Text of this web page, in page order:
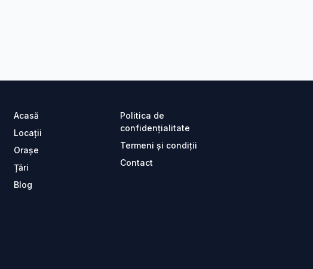
Acasă
Locații
Orașe
Țări
Blog
Politica de
confidențialitate
Termeni și condiții
Contact